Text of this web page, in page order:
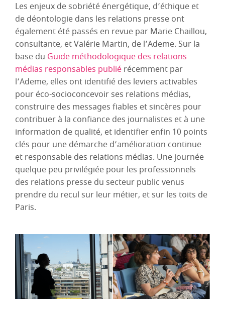
Les enjeux de sobriété énergétique, d’éthique et
de déontologie dans les relations presse ont
également été passés en revue par Marie Chaillou,
consultante, et Valérie Martin, de l’Ademe. Sur la
base du Guide méthodologique des relations
médias responsables publié récemment par
l’Ademe, elles ont identifié des leviers activables
pour éco-socioconcevoir ses relations médias,
construire des messages fiables et sincères pour
contribuer à la confiance des journalistes et à une
information de qualité, et identifier enfin 10 points
clés pour une démarche d’amélioration continue
et responsable des relations médias. Une journée
quelque peu privilégiée pour les professionnels
des relations presse du secteur public venus
prendre du recul sur leur métier, et sur les toits de
Paris.